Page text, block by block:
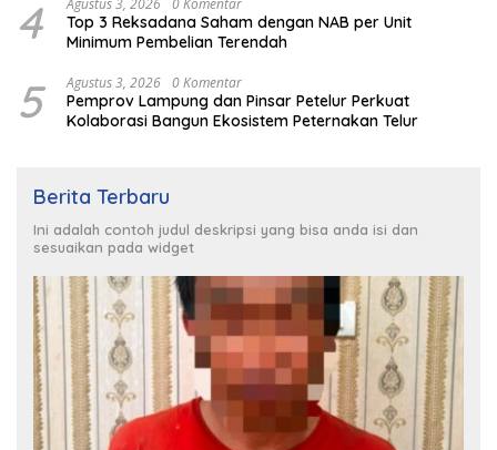
4
Top 3 Reksadana Saham dengan NAB per Unit
Minimum Pembelian Terendah
5 Agustus 3, 2026 0 Komentar
Pemprov Lampung dan Pinsar Petelur Perkuat
Kolaborasi Bangun Ekosistem Peternakan Telur
Berita Terbaru
Ini adalah contoh judul deskripsi yang bisa anda isi dan
sesuaikan pada widget